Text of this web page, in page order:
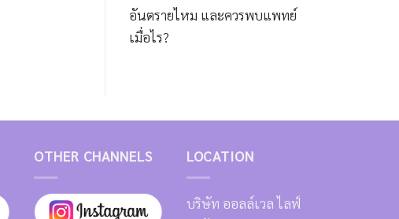
อันตรายไหม และควรพบแพทย์
เมื่อไร?
OTHER CHANNELS LOCATION
บริษัท ออลล์เวล ไลฟ์